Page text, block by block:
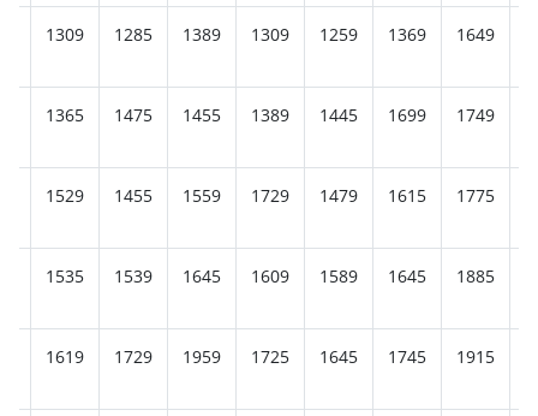
1309 1285 1389 1309 1259 1369 1649
1365 1475 1455 1389 1445 1699 1749
1529 1455 1559 1729 1479 1615 1775
1535 1539 1645 1609 1589 1645 1885
1619 1729 1959 1725 1645 1745 1915